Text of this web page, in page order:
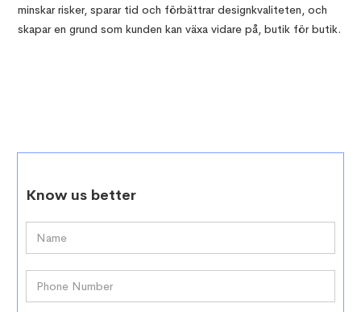
minskar risker, sparar tid och förbättrar designkvaliteten, och
skapar en grund som kunden kan växa vidare på, butik för butik.
Know us better